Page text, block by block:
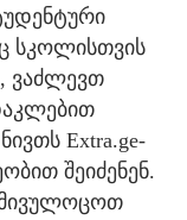
სკოლისთვის
ვაძლევთ
Extra.ge-
შეიძენენ.
მივულოცოთ